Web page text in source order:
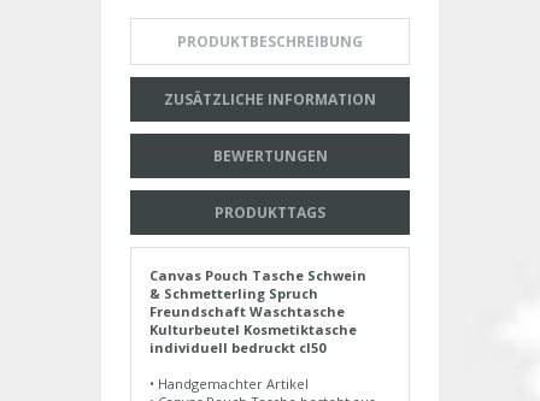
PRODUKTBESCHREIBUNG
ZUSÄTZLICHE INFORMATION
BEWERTUNGEN
PRODUKTTAGS
Canvas Pouch Tasche Schwein
& Schmetterling Spruch
Freundschaft Waschtasche
Kulturbeutel Kosmetiktasche
individuell bedruckt cl50
• Handgemachter Artikel